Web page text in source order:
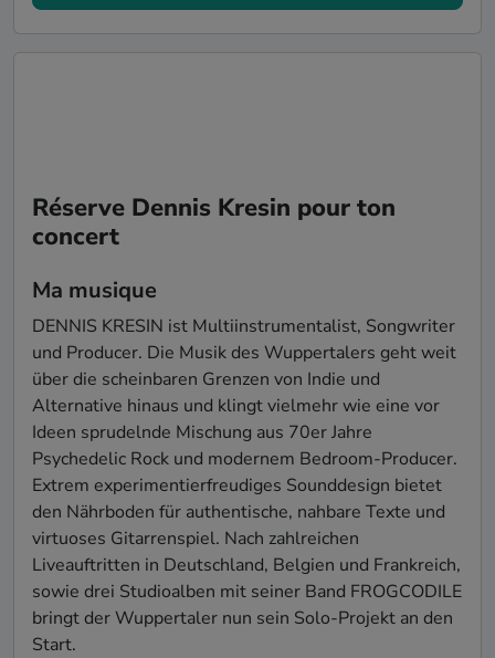
Réserve Dennis Kresin pour ton
concert
Ma musique
DENNIS KRESIN ist Multiinstrumentalist, Songwriter
und Producer. Die Musik des Wuppertalers geht weit
über die scheinbaren Grenzen von Indie und
Alternative hinaus und klingt vielmehr wie eine vor
Ideen sprudelnde Mischung aus 70er Jahre
Psychedelic Rock und modernem Bedroom-Producer.
Extrem experimentierfreudiges Sounddesign bietet
den Nährboden für authentische, nahbare Texte und
virtuoses Gitarrenspiel. Nach zahlreichen
Liveauftritten in Deutschland, Belgien und Frankreich,
sowie drei Studioalben mit seiner Band FROGCODILE
bringt der Wuppertaler nun sein Solo-Projekt an den
Start.